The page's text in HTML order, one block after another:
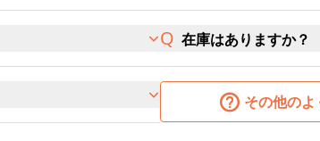
在庫はありますか？
その他の